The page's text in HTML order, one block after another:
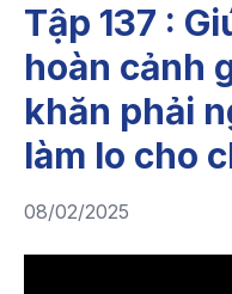
Tập 137 :
hoàn cảnh
khăn phải
làm lo cho
08/02/2025